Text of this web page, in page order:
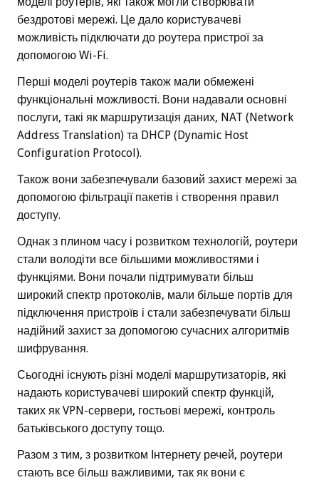
бездротові мережі. Це дало користувачеві
можливість підключати до роутера пристрої за
допомогою Wi-Fi.
Перші моделі роутерів також мали обмежені
функціональні можливості. Вони надавали основні
послуги, такі як маршрутизація даних, NAT (Network
Address Translation) та DHCP (Dynamic Host
Configuration Protocol).
Також вони забезпечували базовий захист мережі за
допомогою фільтрації пакетів і створення правил
доступу.
Однак з плином часу і розвитком технологій, роутери
стали володіти все більшими можливостями і
функціями. Вони почали підтримувати більш
широкий спектр протоколів, мали більше портів для
підключення пристроїв і стали забезпечувати більш
надійний захист за допомогою сучасних алгоритмів
шифрування.
Сьогодні існують різні моделі маршрутизаторів, які
надають користувачеві широкий спектр функцій,
таких як VPN-сервери, гостьові мережі, контроль
батьківського доступу тощо.
Разом з тим, з розвитком Інтернету речей, роутери
стають все більш важливими, так як вони є